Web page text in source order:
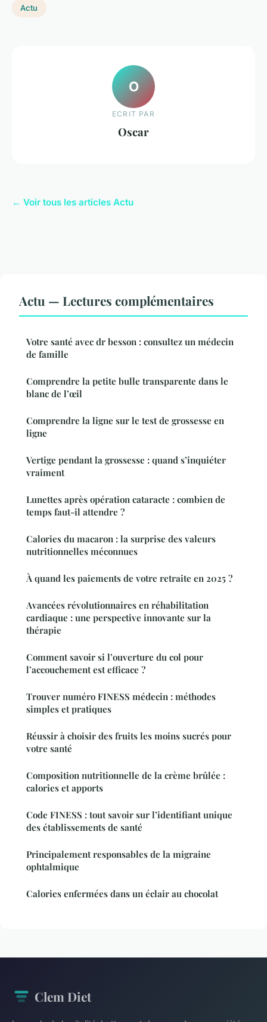
Actu
O
ECRIT PAR
Oscar
← Voir tous les articles Actu
Actu — Lectures complémentaires
Votre santé avec dr besson : consultez un médecin
de famille
Comprendre la petite bulle transparente dans le
blanc de l’œil
Comprendre la ligne sur le test de grossesse en
ligne
Vertige pendant la grossesse : quand s’inquiéter
vraiment
Lunettes après opération cataracte : combien de
temps faut-il attendre ?
Calories du macaron : la surprise des valeurs
nutritionnelles méconnues
À quand les paiements de votre retraite en 2025 ?
Avancées révolutionnaires en réhabilitation
cardiaque : une perspective innovante sur la
thérapie
Comment savoir si l’ouverture du col pour
l’accouchement est efficace ?
Trouver numéro FINESS médecin : méthodes
simples et pratiques
Réussir à choisir des fruits les moins sucrés pour
votre santé
Composition nutritionnelle de la crème brûlée :
calories et apports
Code FINESS : tout savoir sur l’identifiant unique
des établissements de santé
Principalement responsables de la migraine
ophtalmique
Calories enfermées dans un éclair au chocolat
Clem Diet